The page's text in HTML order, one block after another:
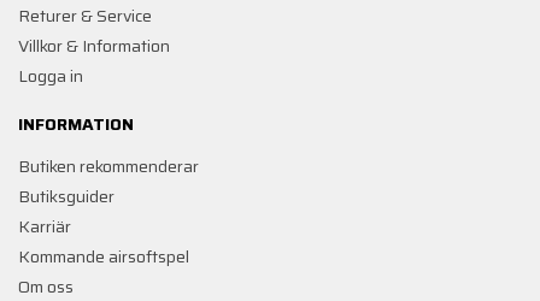
Returer & Service
Villkor & Information
Logga in
INFORMATION
Butiken rekommenderar
Butiksguider
Karriär
Kommande airsoftspel
Om oss